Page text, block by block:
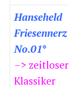
Hanseheld
Friesennerz
No.01*
–> zeitloser
Klassiker